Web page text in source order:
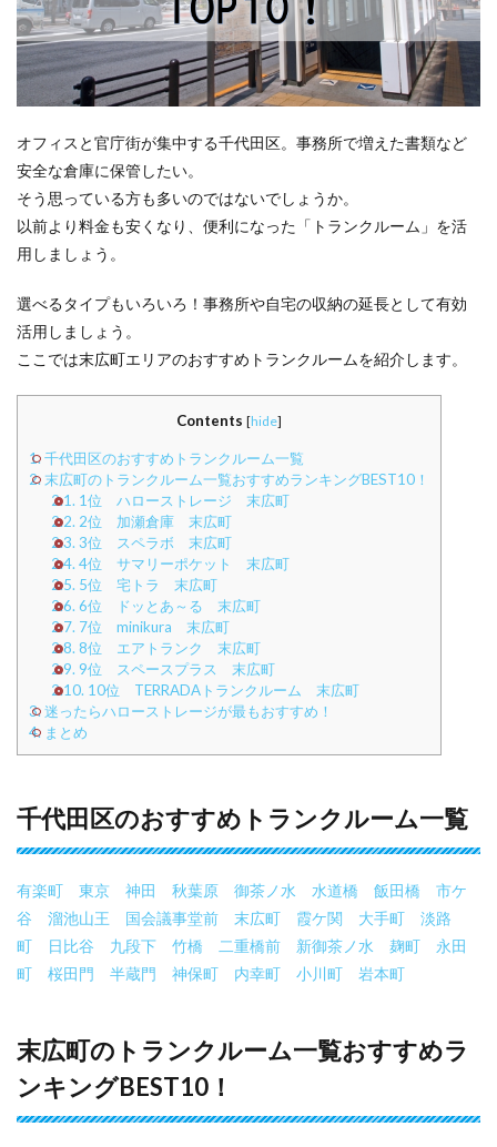
オフィスと官庁街が集中する千代田区。事務所で増えた書類など
安全な倉庫に保管したい。
そう思っている方も多いのではないでしょうか。
以前より料金も安くなり、便利になった「トランクルーム」を活
用しましょう。
選べるタイプもいろいろ！事務所や自宅の収納の延長として有効
活用しましょう。
ここでは末広町エリアのおすすめトランクルームを紹介します。
Contents [hide]
1.千代田区のおすすめトランクルーム一覧
2. 末広町のトランクルーム一覧おすすめランキングBEST10！
2.1. 1位 ハローストレージ 末広町
2.2. 2位 加瀬倉庫 末広町
2.3. 3位 スペラボ 末広町
2.4. 4位 サマリーポケット 末広町
2.5. 5位 宅トラ 末広町
2.6. 6位 ドッとあ～る 末広町
2.7. 7位 minikura 末広町
2.8. 8位 エアトランク 末広町
2.9. 9位 スペースプラス 末広町
2.10. 10位 TERRADAトランクルーム 末広町
3.迷ったらハローストレージが最もおすすめ！
4. まとめ
千代田区のおすすめトランクルーム一覧
有楽町 東京 神田 秋葉原 御茶ノ水 水道橋 飯田橋
市ケ
谷
溜池山王 国会議事堂前 末広町 霞ケ関 大手町
淡路
町
日比谷 九段下 竹橋 二重橋前 新御茶ノ水 麹町
永田
町
桜田門 半蔵門 神保町 内幸町 小川町 岩本町
末広町のトランクルーム一覧おすすめラ
ンキングBEST10！